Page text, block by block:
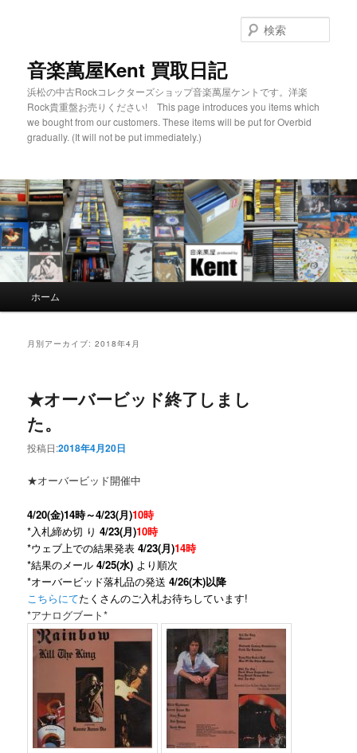
音楽萬屋Kent 買取日記
浜松の中古Rockコレクターズショップ音楽萬屋ケントです。洋楽
Rock貴重盤お売りください! This page introduces you items which
we bought from our customers. These items will be put for Overbid
gradually. (It will not be put immediately.)
索
メインコンテンツへ移動
サブコンテンツへ移動
ホーム
月別アーカイブ:2018年4月
★オーバービッド終了しまし
た。
投稿日:2018年4月20日
★オーバービッド開催中
4/20(金)14時～4/23(月)10時
*入札締め切 り4/23(月)10時
*ウェブ上での結果発表4/23(月)14時
*結果のメール4/25(水) より順次
*オーバービッド落札品の発送4/26(木)以降
こちらにてたくさんのご入札お待ちしています!
*アナログブート*